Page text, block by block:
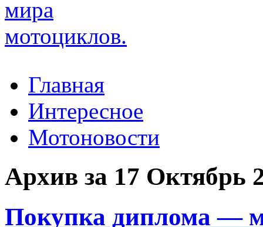
Главная
Интересное
Мотоновости
Архив за 17 Октябрь
Покупка диплома —